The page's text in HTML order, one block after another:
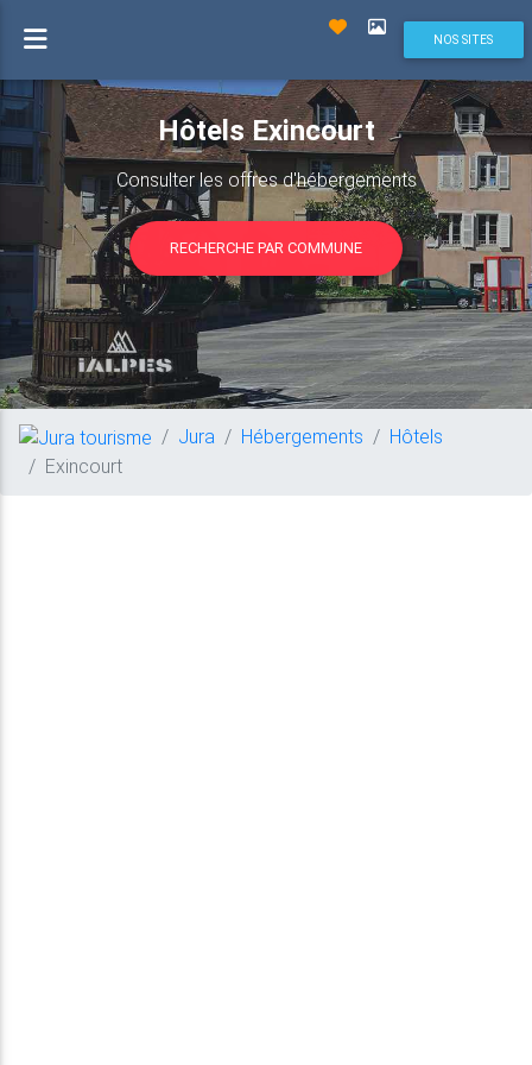
NOS SITES
Hôtels Exincourt
Consulter les offres d'hébergements
RECHERCHE PAR COMMUNE
Jura Hébergements
Hôtels
Exincourt